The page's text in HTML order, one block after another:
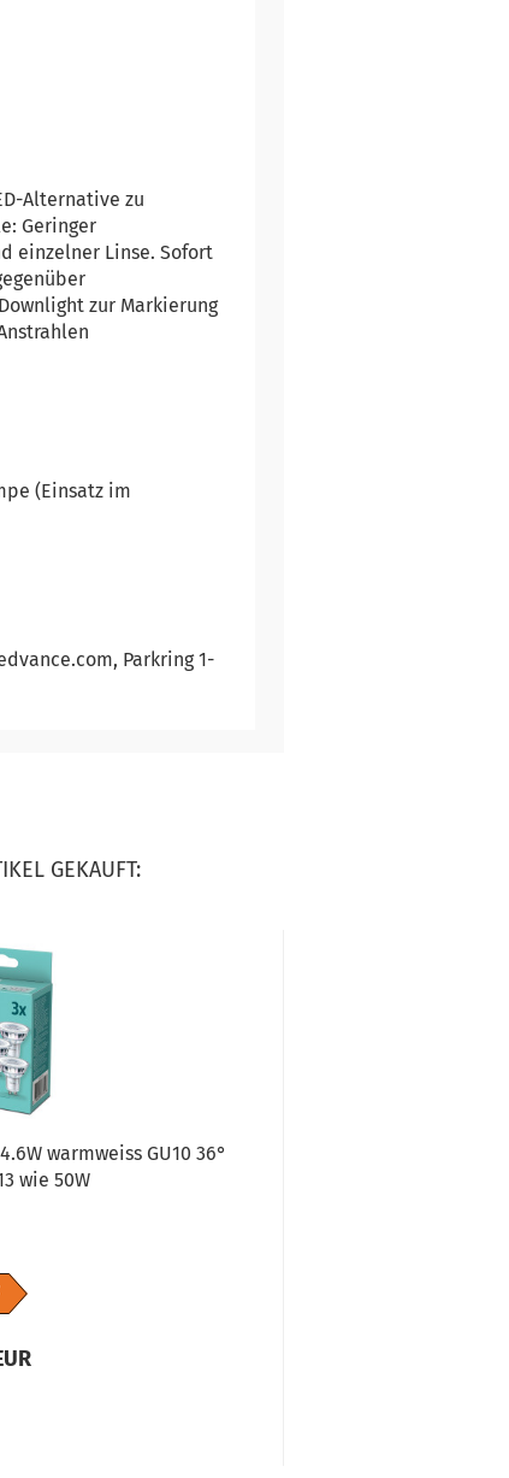
Alternative zu
Geringer
einzelner Linse. Sofort
zur Markierung
(Einsatz im
Parkring 1-
GEKAUFT:
warmweiss GU10 36°
wie 50W